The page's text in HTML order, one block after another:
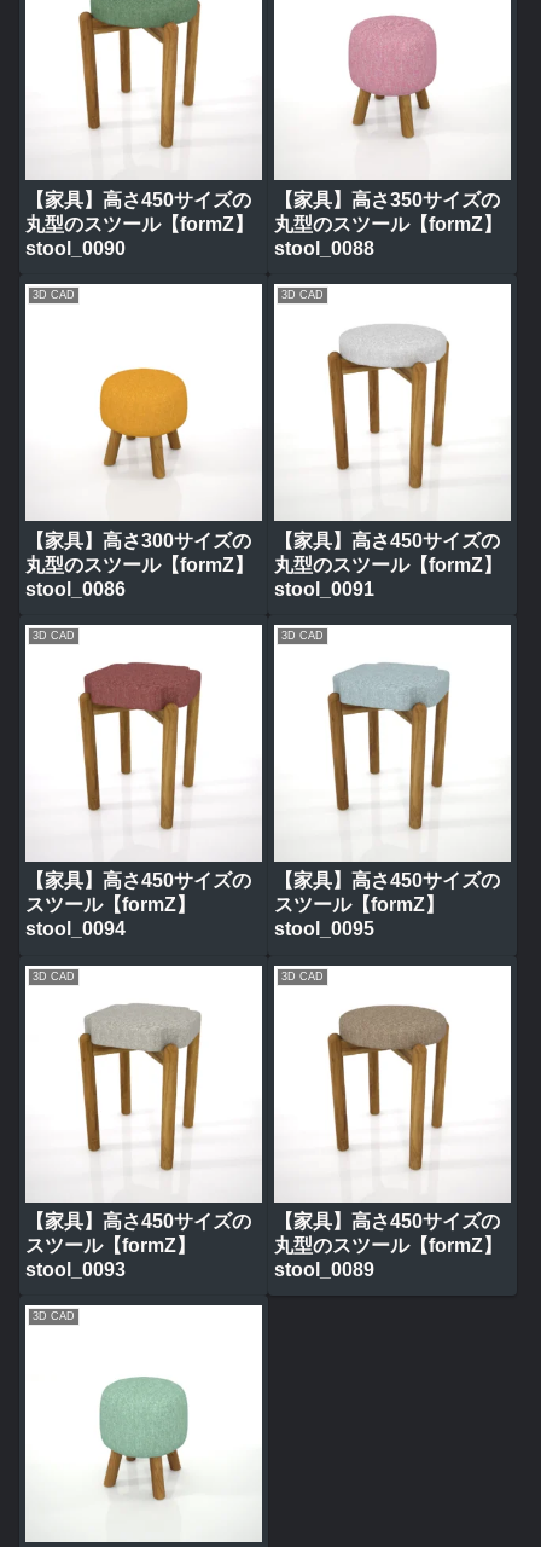
【家具】高さ450サイズの
丸型のスツール【formZ】
stool_0090
【家具】高さ350サイズの
丸型のスツール【formZ】
stool_0088
3D CAD
【家具】高さ300サイズの
丸型のスツール【formZ】
stool_0086
3D CAD
【家具】高さ450サイズの
丸型のスツール【formZ】
stool_0091
3D CAD
【家具】高さ450サイズの
スツール【formZ】
stool_0094
3D CAD
【家具】高さ450サイズの
スツール【formZ】
stool_0095
3D CAD
【家具】高さ450サイズの
スツール【formZ】
stool_0093
3D CAD
【家具】高さ450サイズの
丸型のスツール【formZ】
stool_0089
3D CAD